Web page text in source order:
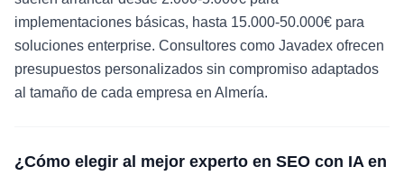
implementaciones básicas, hasta 15.000-50.000€ para
soluciones enterprise. Consultores como Javadex ofrecen
presupuestos personalizados sin compromiso adaptados
al tamaño de cada empresa en Almería.
¿Cómo elegir al mejor experto en SEO con IA en